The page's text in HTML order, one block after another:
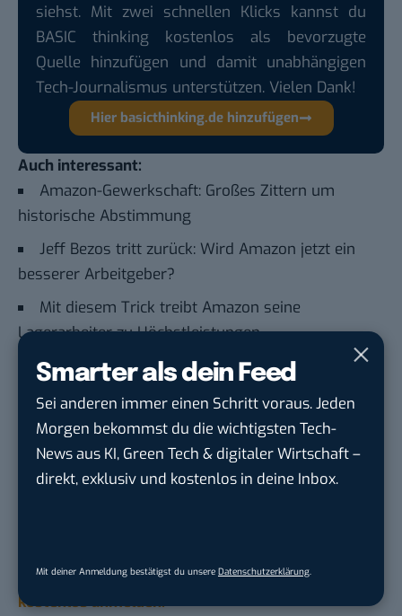
Smarter als dein Feed
Sei anderen immer einen Schritt voraus. Jeden
Morgen bekommst du die wichtigsten Tech-
News aus KI, Green Tech & digitaler Wirtschaft –
direkt, exklusiv und kostenlos in deine Inbox.
Mit deiner Anmeldung bestätigst du unsere Datenschutzerklärung
siehst. Mit zwei schnellen Klicks kannst du
BASIC thinking kostenlos als bevorzugte
Quelle hinzufügen und damit unabhängigen
Tech-Journalismus unterstützen. Vielen Dank!
Hier basicthinking.de hinzufügen
Auch interessant:
Amazon-Gewerkschaft: Großes Zittern um
historische Abstimmung
Jeff Bezos tritt zurück: Wird Amazon jetzt ein
besserer Arbeitgeber?
Mit diesem Trick treibt Amazon seine
Lagerarbeiter zu Höchstleistungen
Wie Amazon Mitarbeiter, Gewerkschafter und
Du möchtest nicht abgehängt werden, wenn es um
KI, Green Tech und die Tech-Themen von Morgen
damit ihren Vorsprung.Hier kannst du dich
kostenlos anmelden.